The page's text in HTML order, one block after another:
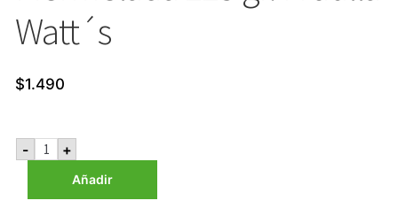
Watt´s
$1.490
- Mermelada
225
Frutilla
Watt
+
Añadir